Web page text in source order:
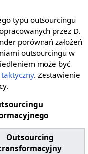
typu outsourcingu
przez D.
porównań założeń
outsourcingu w
może być
. Zestawienie
Outsourcing